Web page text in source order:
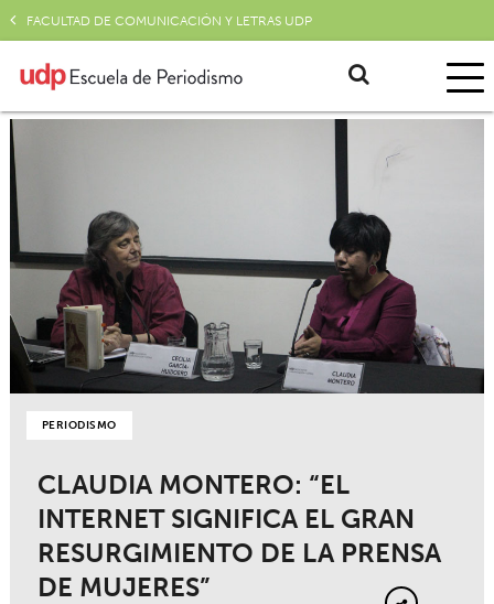
FACULTAD DE COMUNICACIÓN Y LETRAS UDP
PERIODISMO
CLAUDIA MONTERO: “EL
INTERNET SIGNIFICA EL GRAN
RESURGIMIENTO DE LA PRENSA
DE MUJERES”